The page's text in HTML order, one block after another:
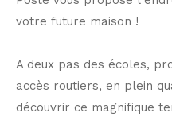
votre future maison !
A deux pas des écoles,
accès routiers, en plein
découvrir ce magnifique